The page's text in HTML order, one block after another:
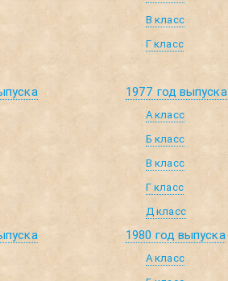
В класс
Г класс
1977 год выпуска
А класс
Б класс
В класс
Г класс
Д класс
1980 год выпуска
А класс